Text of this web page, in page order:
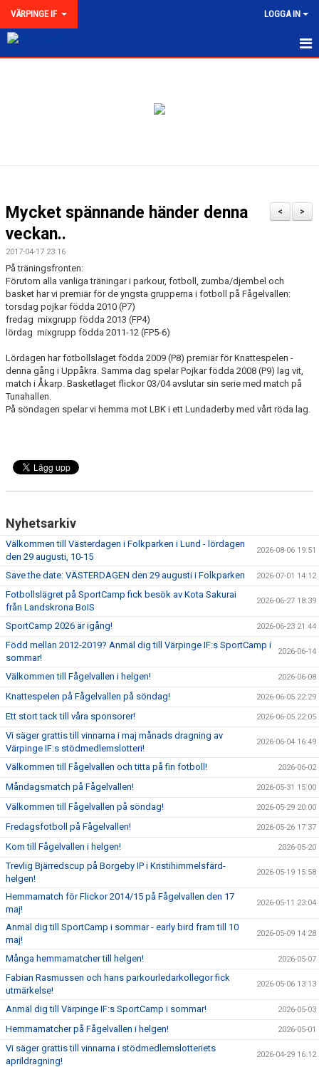
VÄRPINGE IF LOGGA IN
KLUBBKOLLEKTION
>
<
Mycket spännande händer denna
veckan..
2017-04-17 23:16
På träningsfronten:
Förutom alla vanliga träningar i parkour, fotboll, zumba/djembel och
basket har vi premiär för de yngsta grupperna i fotboll på Fågelvallen:
torsdag pojkar födda 2010 (P7)
fredag mixgrupp födda 2013 (FP4)
lördag mixgrupp födda 2011-12 (FP5-6)
Lördagen har fotbollslaget födda 2009 (P8) premiär för Knattespelen -
denna gång i Uppåkra. Samma dag spelar Pojkar födda 2008 (P9) lag vit,
match i Åkarp. Basketlaget flickor 03/04 avslutar sin serie med match på
Tunahallen.
På söndagen spelar vi hemma mot LBK i ett Lundaderby med vårt röda lag.
Nyhetsarkiv
Välkommen till Västerdagen i Folkparken i Lund - lördagen
den 29 augusti, 10-15
2026-08-06 19:51
Save the date: VÄSTERDAGEN den 29 augusti i Folkparken 2026-07-01 14:12
Fotbollslägret på SportCamp fick besök av Kota Sakurai
från Landskrona BoIS
2026-06-27 18:39
SportCamp 2026 är igång! 2026-06-23 21:44
Född mellan 2012-2019? Anmäl dig till Värpinge IF:s SportCamp i
sommar!
2026-06-14
Välkommen till Fågelvallen i helgen! 2026-06-08
Knattespelen på Fågelvallen på söndag! 2026-06-05 22:29
Ett stort tack till våra sponsorer! 2026-06-05 22:05
Vi säger grattis till vinnarna i maj månads dragning av
Värpinge IF:s stödmedlemslotteri!
2026-06-04 16:49
Välkommen till Fågelvallen och titta på fin fotboll! 2026-06-02
Måndagsmatch på Fågelvallen! 2026-05-31 15:00
Välkommen till Fågelvallen på söndag! 2026-05-29 20:00
Fredagsfotboll på Fågelvallen! 2026-05-26 17:37
Kom till Fågelvallen i helgen! 2026-05-20
Trevlig Bjärredscup på Borgeby IP i Kristihimmelsfärd-
helgen!
2026-05-19 15:58
Hemmamatch för Flickor 2014/15 på Fågelvallen den 17
maj!
2026-05-11 23:04
Anmäl dig till SportCamp i sommar - early bird fram till 10
maj!
2026-05-09 14:28
Många hemmamatcher till helgen! 2026-05-07
Fabian Rasmussen och hans parkourledarkollegor fick
utmärkelse!
2026-05-06 13:13
Anmäl dig till Värpinge IF:s SportCamp i sommar! 2026-05-03
Hemmamatcher på Fågelvallen i helgen! 2026-05-01
Vi säger grattis till vinnarna i stödmedlemslotteriets
aprildragning!
2026-04-29 16:12